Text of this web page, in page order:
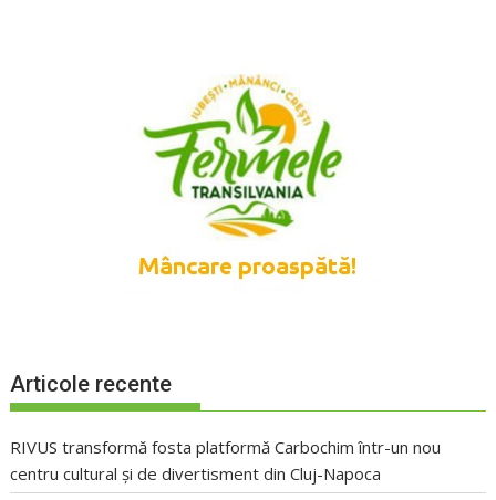
Articole recente
RIVUS transformă fosta platformă Carbochim într-un nou
centru cultural și de divertisment din Cluj-Napoca